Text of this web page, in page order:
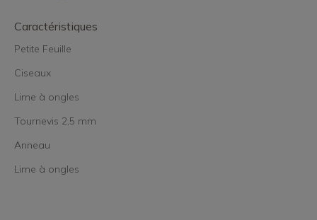
Caractéristiques
Petite Feuille
Ciseaux
Lime à ongles
Tournevis 2,5 mm
Anneau
Lime à ongles